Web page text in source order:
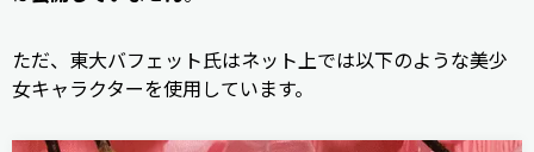
ただ、東大バフェット氏はネット上では以下のような美少
女キャラクターを使用しています。